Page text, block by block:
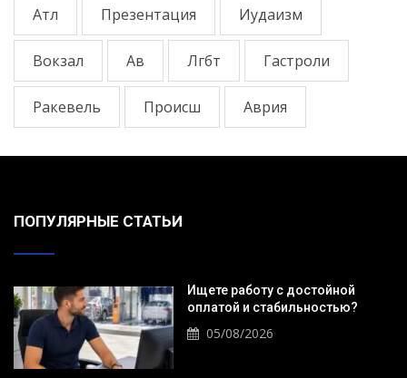
Атл Презентация Иудаизм
Вокзал Ав Лгбт Гастроли
Ракевель Происш Аврия
ПОПУЛЯРНЫЕ СТАТЬИ
Ищете работу с достойной
оплатой и стабильностью?
05/08/2026